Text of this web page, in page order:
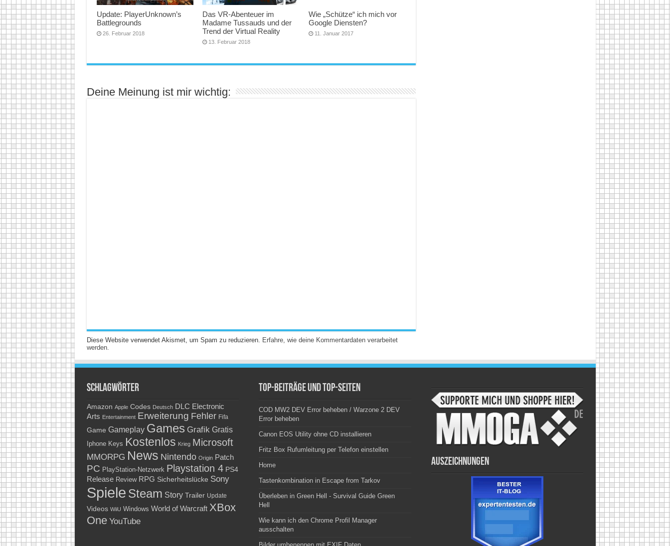
Update: PlayerUnknown’s
Battlegrounds
26. Februar 2018
Das VR-Abenteuer im
Madame Tussauds und der
Trend der Virtual Reality
13. Februar 2018
Wie „Schütze“ ich mich vor
Google Diensten?
11. Januar 2017
Deine Meinung ist mir wichtig:
Diese Website verwendet Akismet, um Spam zu reduzieren. Erfahre, wie deine Kommentardaten verarbeitet
werden.
Schlagwörter
Amazon Apple Codes Deutsch DLC Electronic
Arts Entertainment Erweiterung Fehler Fifa
Game Gameplay Games Grafik Gratis
Iphone Keys Kostenlos Krieg Microsoft
MMORPG News Nintendo Origin Patch
PC PlayStation-Netzwerk Playstation 4 PS4
Release Review RPG Sicherheitslücke Sony
Spiele Steam Story Trailer Update
Videos WiiU Windows World of Warcraft XBox
One YouTube
Top-Beiträge und Top-Seiten
COD MW2 DEV Error beheben / Warzone 2 DEV
Error beheben
Canon EOS Utility ohne CD installieren
Fritz Box Rufumleitung per Telefon einstellen
Home
Tastenkombination in Escape from Tarkov
Überleben in Green Hell - Survival Guide Green
Hell
Wie kann ich den Chrome Profil Manager
ausschalten
Auszeichnungen